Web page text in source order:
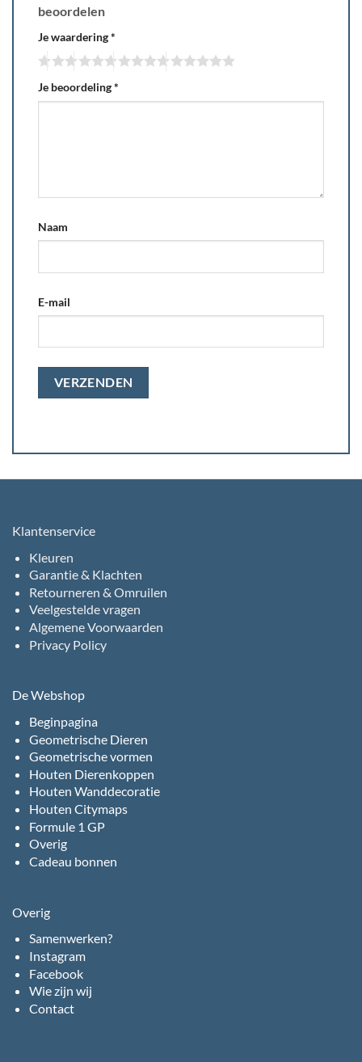
beoordelen
Je waardering*
Je beoordeling*
Naam
E-mail
Klantenservice
Kleuren
Garantie & Klachten
Retourneren & Omruilen
Veelgestelde vragen
Algemene Voorwaarden
Privacy Policy
De Webshop
Beginpagina
Geometrische Dieren
Geometrische vormen
Houten Dierenkoppen
Houten Wanddecoratie
Houten Citymaps
Formule 1 GP
Overig
Cadeau bonnen
Overig
Samenwerken?
Instagram
Facebook
Wie zijn wij
Contact